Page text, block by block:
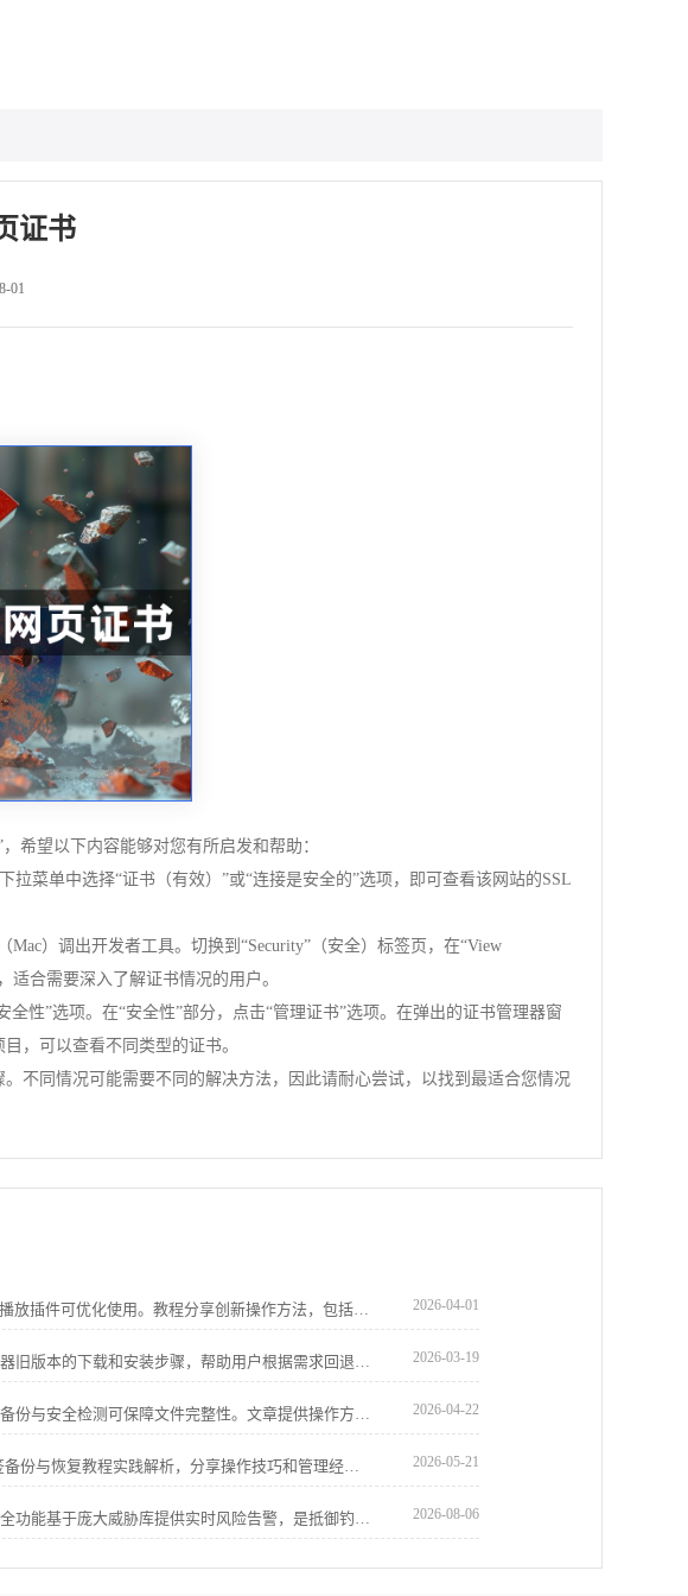
证书
01
希望以下内容能够对您有所启发和帮助：
菜单中选择“证书（有效）”或“连接是安全的”选项，即可查看该网站的SSL
）调出开发者工具。切换到“Security”（安全）标签页，在“View
合需要深入了解证书情况的用户。
性”选项。在“安全性”部分，点击“管理证书”选项。在弹出的证书管理器窗
，可以查看不同类型的证书。
不同情况可能需要不同的解决方法，因此请耐心尝试，以找到最适合您情况
google浏览器视频播放插件可优化使用。教程分享创新操作方法，包括安装配置、播放调节和流畅优化技巧，帮助用户获得稳定顺畅的视频观看体验。 2026-04-01
详细介绍谷歌浏览器旧版本的下载和安装步骤，帮助用户根据需求回退到合适版本，保障兼容性和使用稳定性。 2026-03-19
谷歌浏览器安装包备份与安全检测可保障文件完整性。文章提供操作方案，帮助用户安全管理和恢复安装包。 2026-04-22
Chrome浏览器书签备份与恢复教程实践解析，分享操作技巧和管理经验，保障重要书签安全，轻松实现数据恢复与同步。 2026-05-21
谷歌浏览器浏览安全功能基于庞大威胁库提供实时风险告警，是抵御钓鱼钓鱼网站的关键。本文评估其防御效能，揭示这一机制如何从底层拦截恶意攻击，显著降低您的在线办公安全隐患。 2026-08-06